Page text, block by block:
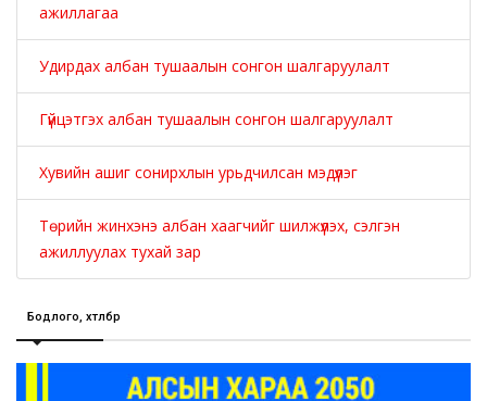
ажиллагаа
Удирдах албан тушаалын сонгон шалгаруулалт
Гүйцэтгэх албан тушаалын сонгон шалгаруулалт
Хувийн ашиг сонирхлын урьдчилсан мэдүүлэг
Төрийн жинхэнэ албан хаагчийг шилжүүлэх, сэлгэн
ажиллуулах тухай зар
Бодлого, хөтөлбөр